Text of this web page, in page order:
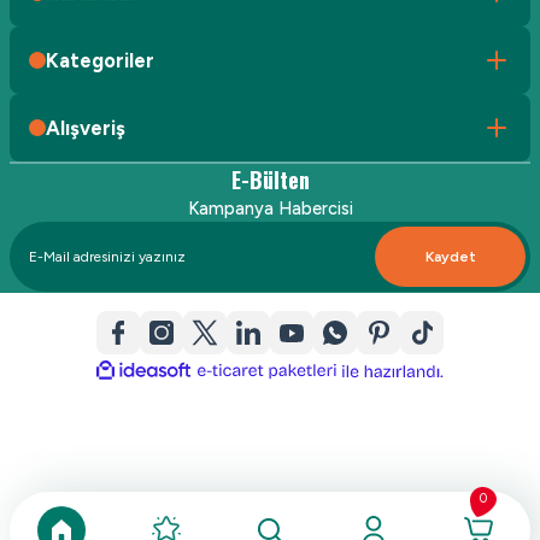
Kategoriler
Alışveriş
E-Bülten
Kampanya Habercisi
Kaydet
0
ideasoft
e-